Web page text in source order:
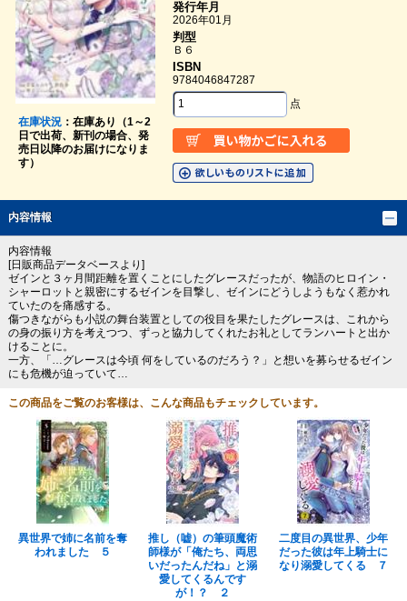
在庫状況：在庫あり（1～2
日で出荷、新刊の場合、発
売日以降のお届けになりま
す）
発行年月
2026年01月
判型
Ｂ６
ISBN
9784046847287
点
内容情報
内容情報
[日販商品データベースより]
ゼインと３ヶ月間距離を置くことにしたグレースだったが、物語のヒロイン・
シャーロットと親密にするゼインを目撃し、ゼインにどうしようもなく惹かれ
ていたのを痛感する。
傷つきながらも小説の舞台装置としての役目を果たしたグレースは、これから
の身の振り方を考えつつ、ずっと協力してくれたお礼としてランハートと出か
けることに。
一方、「…グレースは今頃 何をしているのだろう？」と想いを募らせるゼイン
にも危機が迫っていて…
この商品をご覧のお客様は、こんな商品もチェックしています。
異世界で姉に名前を奪
われました ５
推し（嘘）の筆頭魔術
師様が「俺たち、両思
いだったんだね」と溺
愛してくるんです
が！？ ２
二度目の異世界、少年
だった彼は年上騎士に
なり溺愛してくる ７